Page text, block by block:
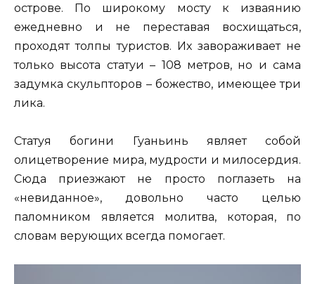
острове. По широкому мосту к изваянию
ежедневно и не переставая восхищаться,
проходят толпы туристов. Их завораживает не
только высота статуи – 108 метров, но и сама
задумка скульпторов – божество, имеющее три
лика.
Статуя богини Гуаньинь являет собой
олицетворение мира, мудрости и милосердия.
Сюда приезжают не просто поглазеть на
«невиданное», довольно часто целью
паломником является молитва, которая, по
словам верующих всегда помогает.